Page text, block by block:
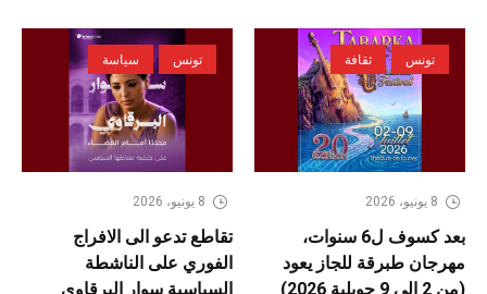
تونس ثقافة
8 يونيو، 2026
بعد كسوف ل6 سنوات،
مهرجان طبرقة للجاز يعود
تونس سياسة
8 يونيو، 2026
تقاطع تدعو الى الافراج
الفوري على الناشطة